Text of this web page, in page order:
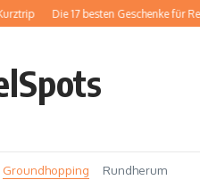
Die 17 besten Geschenke für
Groundhopping Rundherum